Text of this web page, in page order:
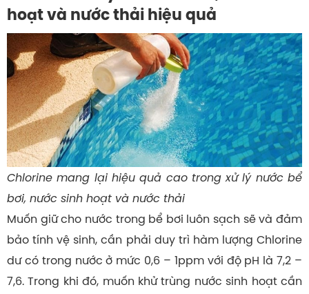
hoạt và nước thải hiệu quả
Chlorine mang lại hiệu quả cao trong xử lý nước bể
bơi, nước sinh hoạt và nước thải
Muốn giữ cho nước trong bể bơi luôn sạch sẽ và đảm
bảo tính vệ sinh, cần phải duy trì hàm lượng Chlorine
dư có trong nước ở mức 0,6 – 1ppm với độ pH là 7,2 –
7,6. Trong khi đó, muốn khử trùng nước sinh hoạt cần